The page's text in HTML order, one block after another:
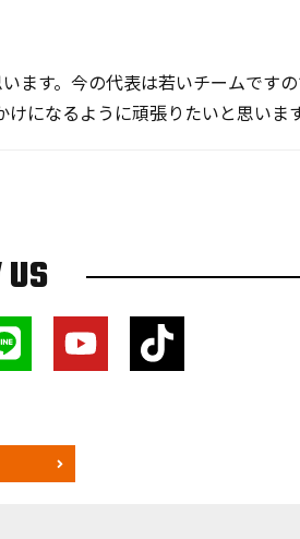
ます。今の代表は若いチームです
になるように頑張りたいと思います